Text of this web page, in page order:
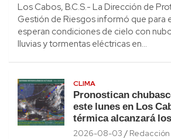
Los Cabos, B.C.S.- La Dirección de
Gestión de Riesgos informó que para
esperan condiciones de cielo con
lluvias y tormentas eléctricas en…
CLIMA
Pronostican
este lunes en Los
térmica alcanzará
2026-08-03 Redacción